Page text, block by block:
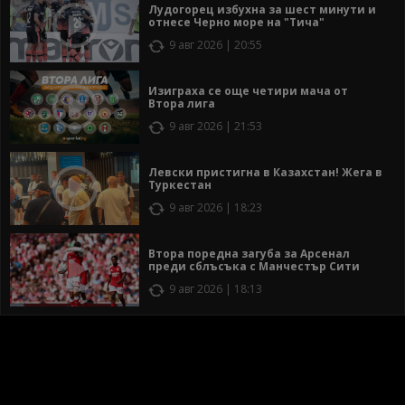
Лудогорец избухна за шест минути и
отнесе Черно море на "Тича"
9 авг 2026 | 20:55
Изиграха се още четири мача от
Втора лига
9 авг 2026 | 21:53
Левски пристигна в Казахстан! Жега в
Туркестан
9 авг 2026 | 18:23
Втора поредна загуба за Арсенал
преди сблъсъка с Манчестър Сити
9 авг 2026 | 18:13